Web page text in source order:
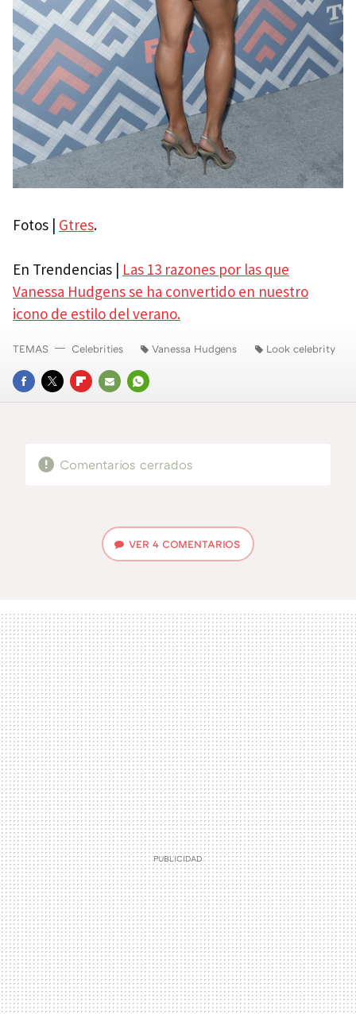
Fotos | Gtres.
En Trendencias | Las 13 razones por las que
Vanessa Hudgens se ha convertido en nuestro
icono de estilo del verano.
FACEBOOK
TWITTERFLIPBOARD
E-
WHATSAPP
TEMAS Celebrities Vanessa Hudgens Look celebrity
Comentarios cerrados
VER 4 COMENTARIOS